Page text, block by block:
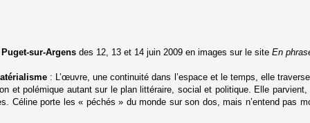
sur-Argens des 12, 13 et 14 juin 2009 en images sur le site En
: L’œuvre, une continuité dans l’espace et le temps, elle
et polémique autant sur le plan littéraire, social et politique. Elle
Céline porte les « péchés » du monde sur son dos, mais n’entend pas